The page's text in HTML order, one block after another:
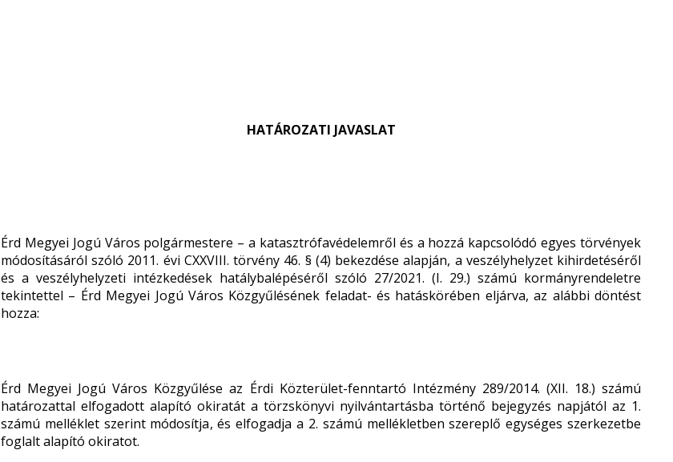
HATÁROZATI JAVASLAT
Érd Megyei Jogú Város polgármestere – a katasztrófavédelemről és a hozzá kapcsolódó egyes törvények
módosításáról szóló 2011. évi CXXVIII. törvény 46. § (4) bekezdése alapján, a veszélyhelyzet kihirdetéséről
és a veszélyhelyzeti intézkedések hatálybalépéséről szóló 27/2021. (I. 29.) számú kormányrendeletre
tekintettel – Érd Megyei Jogú Város Közgyűlésének feladat- és hatáskörében eljárva, az alábbi döntést
hozza:
Érd Megyei Jogú Város Közgyűlése az Érdi Közterület-fenntartó Intézmény 289/2014. (XII. 18.) számú
határozattal elfogadott alapító okiratát a törzskönyvi nyilvántartásba történő bejegyzés napjától az 1.
számú melléklet szerint módosítja, és elfogadja a 2. számú mellékletben szereplő egységes szerkezetbe
foglalt alapító okiratot.